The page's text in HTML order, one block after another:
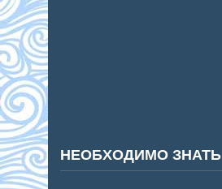
НЕОБХОДИМО ЗНАТЬ